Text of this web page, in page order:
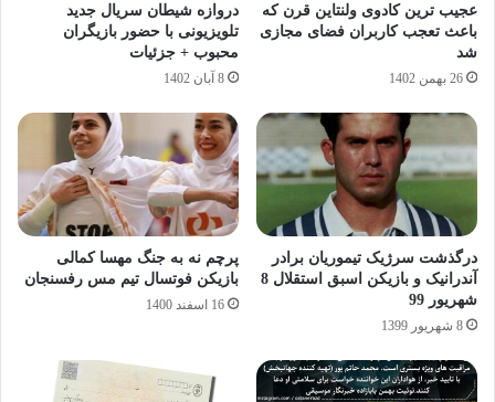
عجیب ترین کادوی ولنتاین قرن که
باعث تعجب کاربران فضای مجازی
شد
26 بهمن 1402
دروازه شیطان سریال جدید
تلویزیونی با حضور بازیگران
محبوب + جزئیات
8 آبان 1402
درگذشت سرژیک تیموریان برادر
آندرانیک و بازیکن اسبق استقلال 8
شهریور 99
8 شهریور 1399
پرچم نه به جنگ مهسا کمالی
بازیکن فوتسال تیم مس رفسنجان
16 اسفند 1400